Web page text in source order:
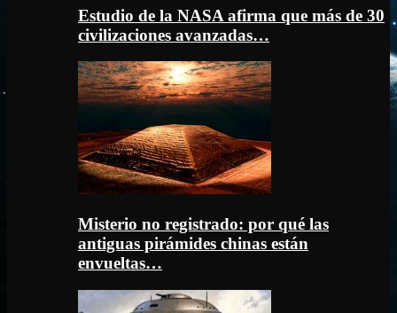
Estudio de la NASA afirma que más de 30
civilizaciones avanzadas…
Misterio no registrado: por qué las
antiguas pirámides chinas están
envueltas…